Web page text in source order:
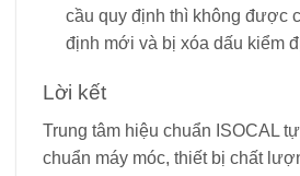
cầu quy định thì không được
định mới và bị xóa dấu kiểm
Lời kết
Trung tâm hiệu chuẩn ISOCAL
chuẩn máy móc, thiết bị chất